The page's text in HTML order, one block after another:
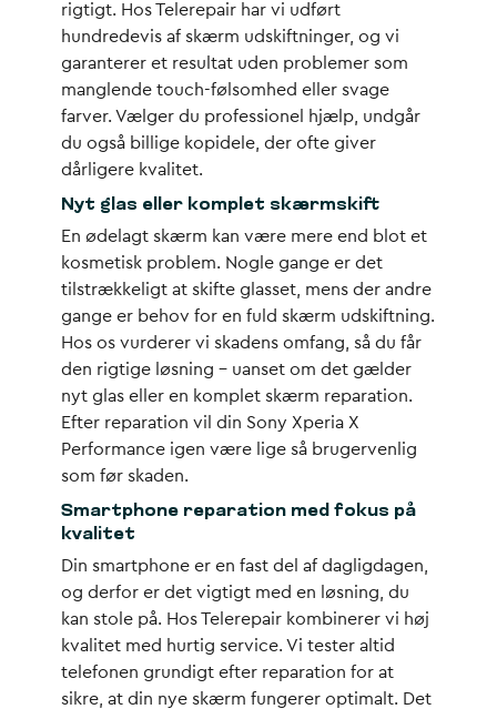
rigtigt. Hos Telerepair har vi udført
hundredevis af skærm udskiftninger, og vi
garanterer et resultat uden problemer som
manglende touch-følsomhed eller svage
farver. Vælger du professionel hjælp, undgår
du også billige kopidele, der ofte giver
dårligere kvalitet.
Nyt glas eller komplet skærmskift
En ødelagt skærm kan være mere end blot et
kosmetisk problem. Nogle gange er det
tilstrækkeligt at skifte glasset, mens der andre
gange er behov for en fuld skærm udskiftning.
Hos os vurderer vi skadens omfang, så du får
den rigtige løsning – uanset om det gælder
nyt glas eller en komplet skærm reparation.
Efter reparation vil din Sony Xperia X
Performance igen være lige så brugervenlig
som før skaden.
Smartphone reparation med fokus på
kvalitet
Din smartphone er en fast del af dagligdagen,
og derfor er det vigtigt med en løsning, du
kan stole på. Hos Telerepair kombinerer vi høj
kvalitet med hurtig service. Vi tester altid
telefonen grundigt efter reparation for at
sikre, at din nye skærm fungerer optimalt. Det